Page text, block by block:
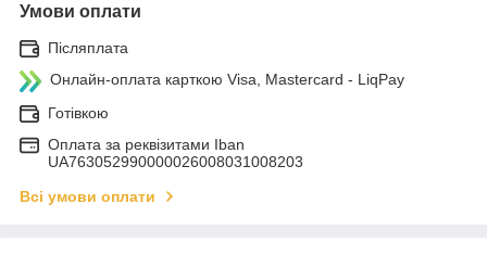
Умови оплати
Післяплата
Онлайн-оплата карткою Visa, Mastercard - LiqPay
Готівкою
Оплата за реквізитами Iban
UA763052990000026008031008203
Всі умови оплати